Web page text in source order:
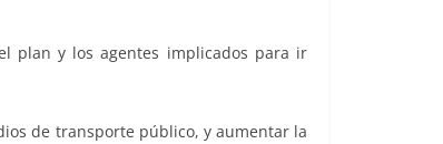
plan y los agentes implicados para ir
de transporte público, y aumentar la